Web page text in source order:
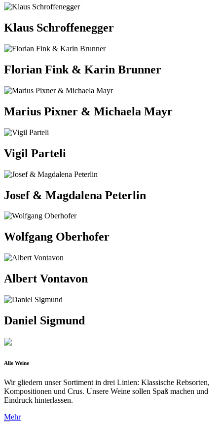
Klaus Schroffenegger
Florian Fink & Karin Brunner
Marius Pixner & Michaela Mayr
Vigil Parteli
Josef & Magdalena Peterlin
Wolfgang Oberhofer
Albert Vontavon
Daniel Sigmund
Alle Weine
Wir gliedern unser Sortiment in drei Linien: Klassische Rebsorten,
Kompositionen und Crus. Unsere Weine sollen Spaß machen und
Eindruck hinterlassen.
Mehr